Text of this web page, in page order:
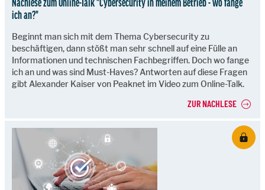
ich an?"
Beginnt man sich mit dem Thema Cybersecurity zu
beschäftigen, dann stößt man sehr schnell auf eine Fülle an
Informationen und technischen Fachbegriffen. Doch wo fange
ich an und was sind Must-Haves? Antworten auf diese Fragen
gibt Alexander Kaiser von Peaknet im Video zum Online-Talk.
ZUR NACHLESE